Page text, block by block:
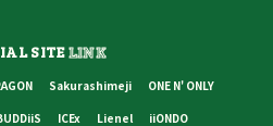
SITELINK
Sakurashimeji
ONE N' ONLY
ICEx Lienel iiONDO